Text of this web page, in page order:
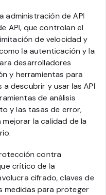
administración de API
API, que controlan el
de velocidad y
la autenticación y la
desarrolladores
y herramientas para
descubrir y usar las API
de análisis
y las tasas de error,
la calidad de la
contra
crítico de la
cifrado, claves de
medidas para proteger